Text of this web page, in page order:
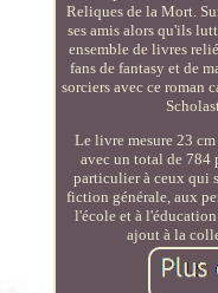
Reliques de la Mort.
ses amis alors qu'ils
ensemble de livres
fans de fantasy et de
sorciers avec ce roman
Le livre mesure 23
avec un total de 784
particulier à ceux qui
fiction générale, aux
l'école et à
ajout à la